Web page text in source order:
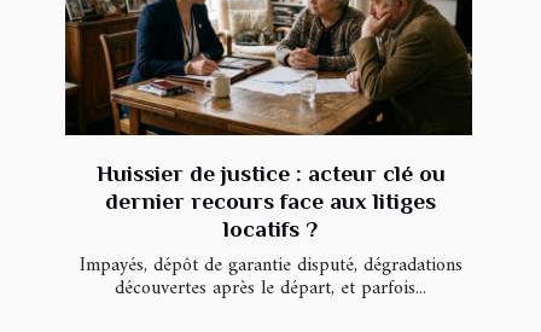
Huissier de justice : acteur clé ou
dernier recours face aux litiges
locatifs ?
Impayés, dépôt de garantie disputé, dégradations
découvertes après le départ, et parfois...